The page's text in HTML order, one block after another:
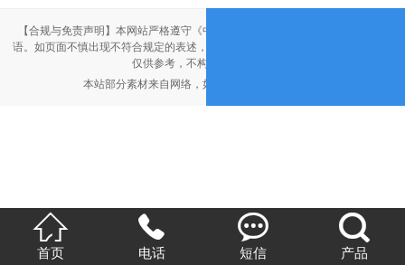

首页

电话

短信

产品
【合规与免责声明】本网站严格遵守《中华人民共和国广告法》，尽力规范用
语。如页面不慎出现不符合规定的表述，敬请联系我们，将立即更正；相关内容
仅供参考，不构成交易依据。
本站部分素材来自网络，如有侵权，请联系删除。